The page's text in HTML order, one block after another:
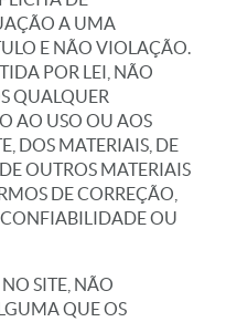
A UMA
E NÃO VIOLAÇÃO.
POR LEI, NÃO
QUALQUER
AO USO OU AOS
DOS MATERIAIS, DE
OUTROS MATERIAIS
DE CORREÇÃO,
OU
SITE, NÃO
QUE OS